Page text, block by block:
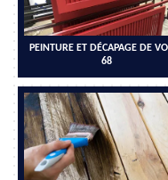
PEINTURE ET DÉCAPAGE DE
68